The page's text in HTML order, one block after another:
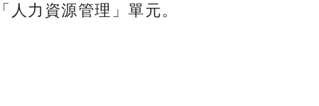
力資源管理」單元。